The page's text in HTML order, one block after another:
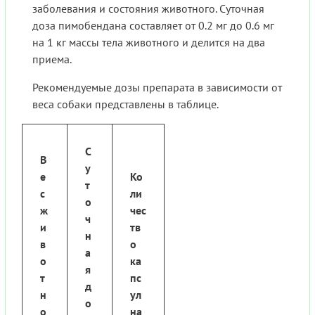
заболевания и состояния животного. Суточная
доза пимобендана составляет от 0.2 мг до 0.6 мг
на 1 кг массы тела животного и делится на два
приема.
Рекомендуемые дозы препарата в зависимости от
веса собаки представлены в таблице.
В
е
с
ж
и
в
о
т
н
о
С
у
т
о
ч
н
а
я
д
о
Ко
ли
чес
тв
о
ка
пс
ул
на